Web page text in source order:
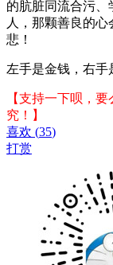
的肮脏同流合污、
人，那颗善良的
悲！
左手是金钱，右手
【支持一下呗，
究！】
喜欢 (35)
打赏